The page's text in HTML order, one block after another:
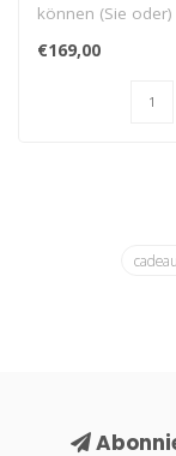
können (Sie oder)
auf einem Wal
€169,00